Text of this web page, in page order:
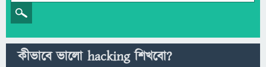
কীভাবে ভালো hacking শিখবো?